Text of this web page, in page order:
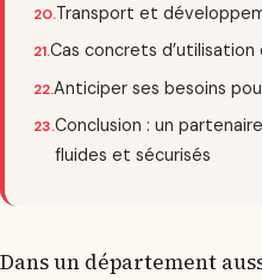
Transport et
Cas concrets
Anticiper ses besoins
Conclusion : un
fluides et sécurisés
Dans un département